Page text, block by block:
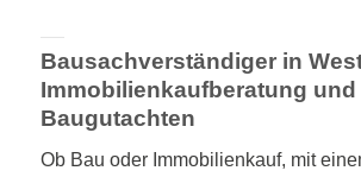
Bausachverständiger in
Immobilienkaufberatung und
Baugutachten
Ob Bau oder Immobilienkauf, mit